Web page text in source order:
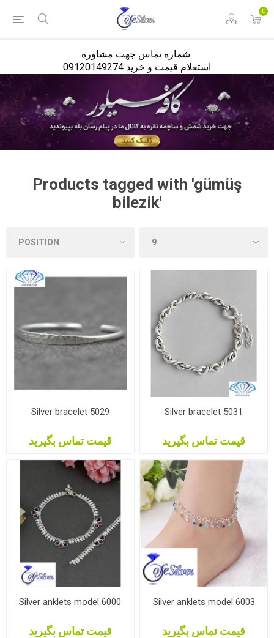
0
استعلام قیمت و خرید 09120149274
Products tagged with 'gümüş
bilezik'
Silver bracelet 5029
قیمت تماس بگیرید
Silver bracelet 5031
قیمت تماس بگیرید
Silver anklets model 6000
قیمت تماس بگیرید
Silver anklets model 6003
قیمت تماس بگیرید